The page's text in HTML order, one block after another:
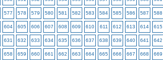
577 578 579 580 581 582 583 584 585 586 587 588
604 605 606 607 608 609 610 611 612 613 614 615
631 632 633 634 635 636 637 638 639 640 641 642
658 659 660 661 662 663 664 665 666 667 668 669